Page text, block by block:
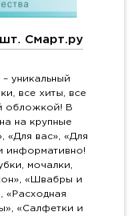
Смарт.ру
уникальный
все хиты, все
обложкой! В
на крупные
«Для вас», «Для
информативно!
мочалки,
«Швабры и
«Расходная
«Салфетки и